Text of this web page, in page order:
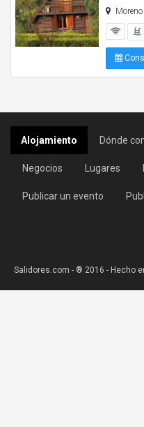
Alojamiento Dónde
Negocios Lugares
Publicar un evento
Salidores.com - ® 2016 - Hecho